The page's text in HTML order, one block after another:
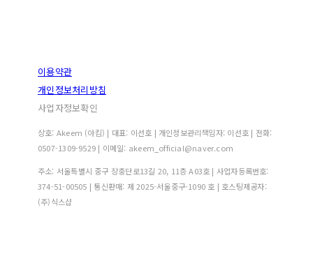
이용약관
개인정보처리방침
사업자정보확인
상호: Akeem (아킴) | 대표: 이선호 | 개인정보관리책임자: 이선호 | 전화:
0507-1309-9529 | 이메일: akeem_official@naver.com
주소: 서울특별시 중구 장충단로13길 20, 11층 A03호 | 사업자등록번호:
374-51-00505 | 통신판매: 제 2025-서울중구-1090 호 | 호스팅제공자:
(주)식스샵